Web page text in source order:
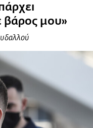
βάρος μου»